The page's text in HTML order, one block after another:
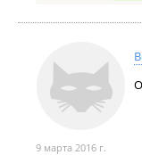
9 марта 2016 г.